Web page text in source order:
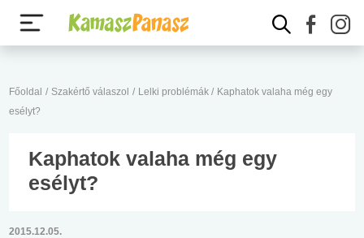
Főoldal / Szakértő válaszol / Lelki problémák / Kaphatok valaha még egy
esélyt?
Kaphatok valaha még egy
esélyt?
2015.12.05.